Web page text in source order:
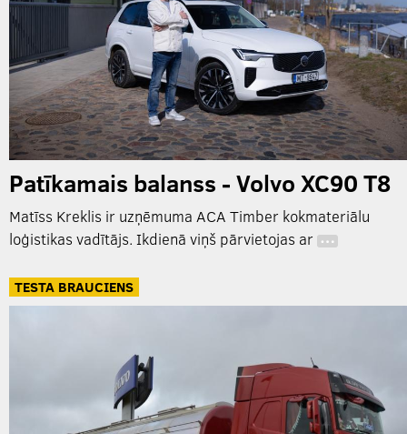
Patīkamais balanss - Volvo XC90 T8
Matīss Kreklis ir uzņēmuma ACA Timber kokmateriālu
loģistikas vadītājs. Ikdienā viņš pārvietojas ar …
TESTA BRAUCIENS